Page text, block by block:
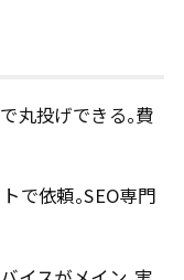
丸投げできる。費
で依頼。SEO専門